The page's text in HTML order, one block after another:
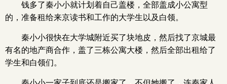
钱多了秦小小就计划着自己盖楼，全部盖成小公寓型
的，准备租给来京读书和工作的大学生以及白领。
秦小小很快在大学城附近买了块地皮，然后找了京城最
有名的地产商合作，盖了三栋公寓大楼，然后全部出租给了
学生和白领们。